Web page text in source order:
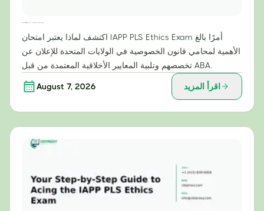
اكتشف لماذا يعتبر امتحان IAPP PLS Ethics Exam أمرًا بالغ
الأهمية لمحامي قانون الخصوصية في الولايات المتحدة للإعلان عن
تخصصهم وتلبية المعايير الأخلاقية المعتمدة من قبل ABA.
August 7, 2026 اقرأ المزيد